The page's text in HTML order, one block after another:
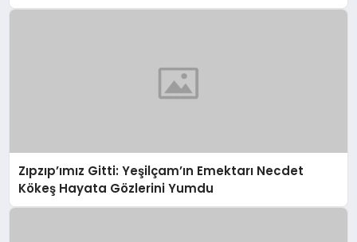
Zıpzıp’ımız Gitti: Yeşilçam’ın Emektarı Necdet
Kökeş Hayata Gözlerini Yumdu